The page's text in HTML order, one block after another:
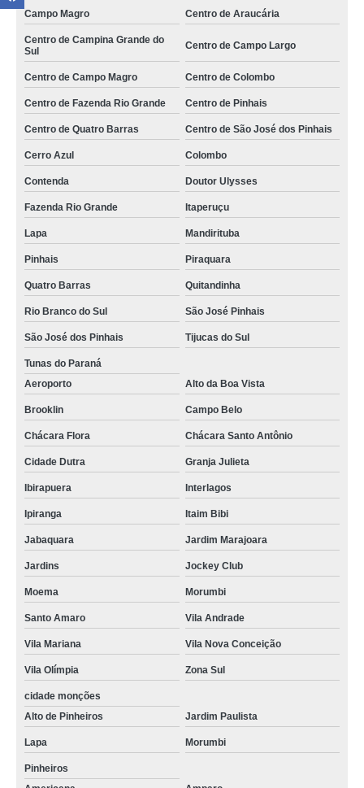
contato de empresa paisagismo e jardinagem Arapongas
empresa de paisagismo e jardinagem contato Centro de Fazenda Rio
contato de empresa de paisagismo terceirizado Paraná
empresa jardinagem e paisagismo contato Santa Cruz do Rio Pardo
contato de empresa terceirizada de paisagismo São Caetano
empresa especializada em paisagismo predial Rio de Janeiro
empresa de paisagismo e jardinagem predial Centro de Pinhais
empresa de paisagismo e jardinagem Castro
contato de empresa jardinagem e paisagismo Porto Real
contato de empresa terceirizada de paisagismo Catanduva
telefone de empresa terceirizada de paisagismo Marechal Cândido Rondon
empresa de jardinagem e paisagismo Paraty
contato de empresa especializada em paisagismo Zona Sul
empresa especializada em paisagismo predial contato Centro de Campo
Largo
contato de empresa de paisagismo e jardinagem Itaguaí
telefone de empresa de paisagismo Ribeirão Preto
Campo Magro Centro de Araucária
Centro de Campina Grande do
Sul
Centro de Campo Largo
Centro de Campo Magro Centro de Colombo
Centro de Fazenda Rio Grande Centro de Pinhais
Centro de Quatro Barras Centro de São José dos Pinhais
Cerro Azul Colombo
Contenda Doutor Ulysses
Fazenda Rio Grande Itaperuçu
Lapa Mandirituba
Pinhais Piraquara
Quatro Barras Quitandinha
Rio Branco do Sul São José Pinhais
São José dos Pinhais Tijucas do Sul
Tunas do Paraná
Aeroporto
Alto da Boa Vista
Brooklin Campo Belo
Chácara Flora Chácara Santo Antônio
Cidade Dutra Granja Julieta
Ibirapuera Interlagos
Ipiranga Itaim Bibi
Jabaquara Jardim Marajoara
Jardins Jockey Club
Moema Morumbi
Santo Amaro Vila Andrade
Vila Mariana Vila Nova Conceição
Vila Olímpia Zona Sul
cidade monções
Alto de Pinheiros
Jardim Paulista
Lapa Morumbi
Pinheiros